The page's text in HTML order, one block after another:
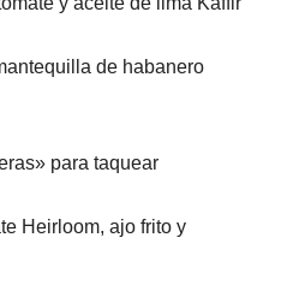
de habanero
para taquear
Heirloom, ajo frito y